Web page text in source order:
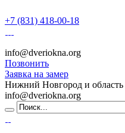
+7 (831) 418-00-18
info@dveriokna.org
Позвонить
Заявка на замер
Нижний Новгород и область
info@dveriokna.org